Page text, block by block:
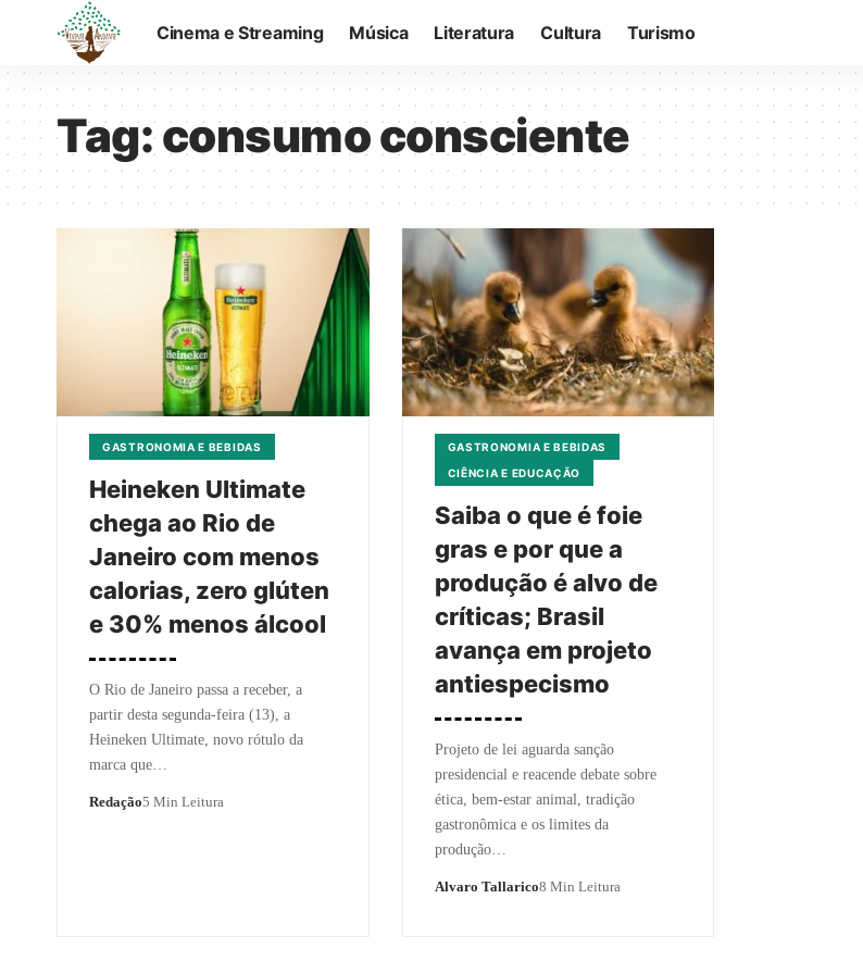
Cinema e Streaming Música Literatura Cultura Turismo
Tag:consumo consciente
GASTRONOMIA E BEBIDAS
Heineken Ultimate
chega ao Rio de
Janeiro com menos
calorias, zero glúten
e 30% menos álcool
O Rio de Janeiro passa a receber, a
partir desta segunda-feira (13), a
Heineken Ultimate, novo rótulo da
marca que…
Redação5 Min Leitura
GASTRONOMIA E BEBIDAS
CIÊNCIA E EDUCAÇÃO
Saiba o que é foie
gras e por que a
produção é alvo de
críticas; Brasil
avança em projeto
antiespecismo
Projeto de lei aguarda sanção
presidencial e reacende debate sobre
ética, bem-estar animal, tradição
gastronômica e os limites da
produção…
Alvaro Tallarico8 Min Leitura